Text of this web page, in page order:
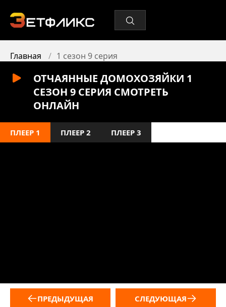
Главная 1 сезон 9 серия
ОТЧАЯННЫЕ ДОМОХОЗЯЙКИ 1
СЕЗОН 9 СЕРИЯ СМОТРЕТЬ
ОНЛАЙН
ПЛЕЕР 1 ПЛЕЕР 2 ПЛЕЕР 3
ПРЕДЫДУЩАЯ СЛЕДУЮЩАЯ